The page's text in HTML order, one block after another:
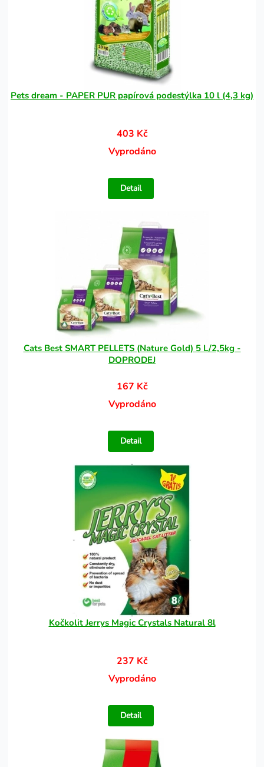
Pets dream - PAPER PUR papírová podestýlka 10 l (4,3 kg)
403 Kč
Vyprodáno
Detail
Cats Best SMART PELLETS (Nature Gold) 5 L/2,5kg -
DOPRODEJ
167 Kč
Vyprodáno
Detail
Kočkolit Jerrys Magic Crystals Natural 8l
237 Kč
Vyprodáno
Detail